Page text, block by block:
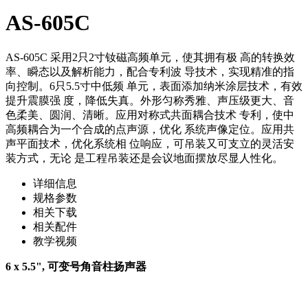
AS-605C
AS-605C 采用2只2寸钕磁高频单元，使其拥有极 高的转换效
率、瞬态以及解析能力，配合专利波 导技术，实现精准的指
向控制。6只5.5寸中低频 单元，表面添加纳米涂层技术，有效
提升震膜强 度，降低失真。外形匀称秀雅、声压级更大、音
色柔美、圆润、清晰。应用对称式共面耦合技术 专利，使中
高频耦合为一个合成的点声源，优化 系统声像定位。应用共
声平面技术，优化系统相 位响应，可吊装又可支立的灵活安
装方式，无论 是工程吊装还是会议地面摆放尽显人性化。
详细信息
规格参数
相关下载
相关配件
教学视频
6 x 5.5", 可变号角音柱扬声器